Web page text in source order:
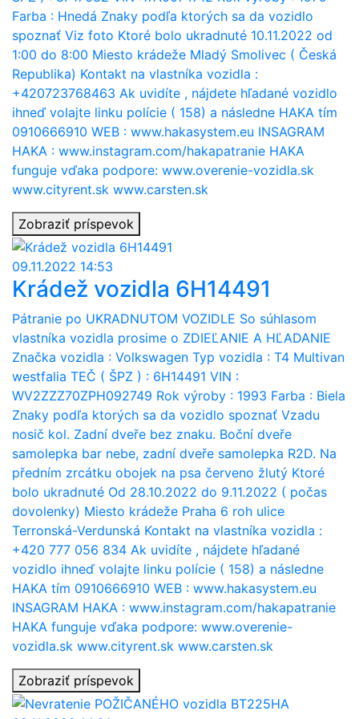
Farba : Hnedá Znaky podľa ktorých sa da vozidlo
spoznať Viz foto Ktoré bolo ukradnuté 10.11.2022 od
1:00 do 8:00 Miesto krádeže Mladý Smolivec ( Česká
Republika) Kontakt na vlastníka vozidla :
+420723768463 Ak uvidíte , nájdete hľadané vozidlo
ihneď volajte linku polície ( 158) a následne HAKA tím
0910666910 WEB : www.hakasystem.eu INSAGRAM
HAKA : www.instagram.com/hakapatranie HAKA
funguje vďaka podpore: www.overenie-vozidla.sk
www.cityrent.sk www.carsten.sk
Zobraziť príspevok
09.11.2022 14:53
Krádež vozidla 6H14491
Pátranie po UKRADNUTOM VOZIDLE So súhlasom
vlastníka vozidla prosime o ZDIEĽANIE A HĽADANIE
Značka vozidla : Volkswagen Typ vozidla : T4 Multivan
westfalia TEČ ( ŠPZ ) : 6H14491 VIN :
WV2ZZZ70ZPH092749 Rok výroby : 1993 Farba : Biela
Znaky podľa ktorých sa da vozidlo spoznať Vzadu
nosič kol. Zadní dveře bez znaku. Boční dveře
samolepka bar nebe, zadní dveře samolepka R2D. Na
předním zrcátku obojek na psa červeno žlutý Ktoré
bolo ukradnuté Od 28.10.2022 do 9.11.2022 ( počas
dovolenky) Miesto krádeže Praha 6 roh ulice
Terronská-Verdunská Kontakt na vlastníka vozidla :
+420 777 056 834 Ak uvidíte , nájdete hľadané
vozidlo ihneď volajte linku polície ( 158) a následne
HAKA tím 0910666910 WEB : www.hakasystem.eu
INSAGRAM HAKA : www.instagram.com/hakapatranie
HAKA funguje vďaka podpore: www.overenie-
vozidla.sk www.cityrent.sk www.carsten.sk
Zobraziť príspevok